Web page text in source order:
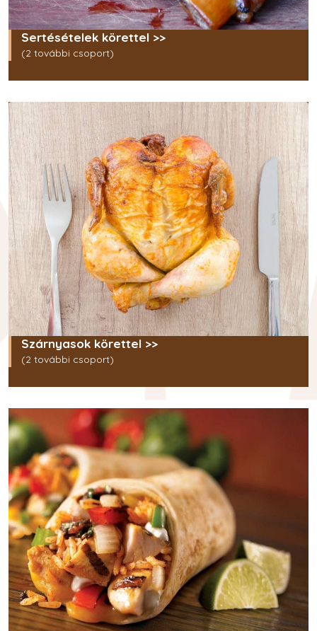
Sertésételek körettel >>
(2 további csoport)
Szárnyasok körettel >>
(2 további csoport)